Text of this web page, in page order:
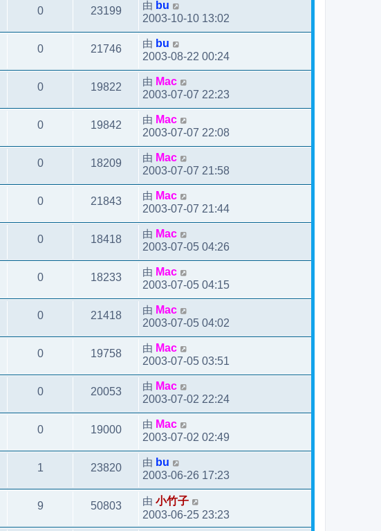
0 23199 由 bu
2003-10-10 13:02
0 21746 由 bu
2003-08-22 00:24
0 19822 由 Mac
2003-07-07 22:23
0 19842 由 Mac
2003-07-07 22:08
0 18209 由 Mac
2003-07-07 21:58
0 21843 由 Mac
2003-07-07 21:44
0 18418 由 Mac
2003-07-05 04:26
0 18233 由 Mac
2003-07-05 04:15
0 21418 由 Mac
2003-07-05 04:02
0 19758 由 Mac
2003-07-05 03:51
0 20053 由 Mac
2003-07-02 22:24
0 19000 由 Mac
2003-07-02 02:49
1 23820 由 bu
2003-06-26 17:23
9 50803 由 小竹子
2003-06-25 23:23